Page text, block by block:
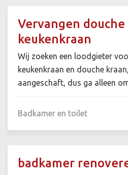
Vervangen douche
keukenkraan
Wij zoeken een loodgieter
keukenkraan en douche
aangeschaft, dus ga alleen
Badkamer en toilet
badkamer